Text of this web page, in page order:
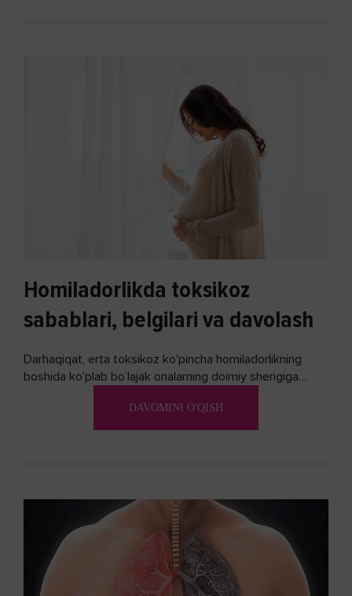
Homiladorlikda toksikoz
sabablari, belgilari va davolash
Darhaqiqat, erta toksikoz ko'pincha homiladorlikning
boshida ko'plab bo’lajak onalarning doimiy sherigiga
biron bir usuli bormi?DAVOMINI O'QISH